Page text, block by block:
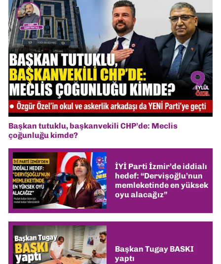
Başkan tutuklu, başkanvekili CHP’de: Meclis
çoğunluğu kimde?
İYİ Parti İzmir’de iddialı
hedef: “Dervişoğlu’nun
memleketinde en yüksek
oyu alacağız”
Başkan Tugay BASKI
yaptı